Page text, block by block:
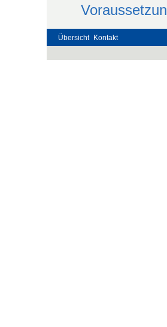
Übersicht Kontakt